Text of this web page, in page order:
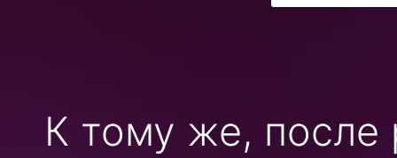
К тому же, после